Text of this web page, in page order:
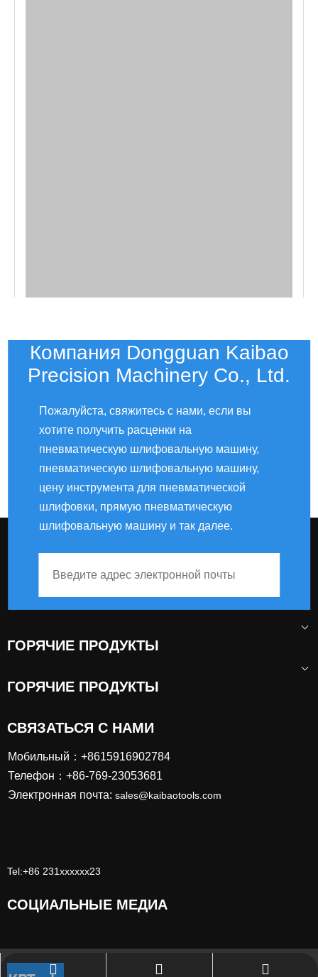
Компания Dongguan Kaibao
Precision Machinery Co., Ltd.
Пожалуйста, свяжитесь с нами, если вы
хотите получить расценки на
пневматическую шлифовальную машину,
пневматическую шлифовальную машину,
цену инструмента для пневматической
шлифовки, прямую пневматическую
шлифовальную машину и так далее.
ГОРЯЧИЕ ПРОДУКТЫ
ГОРЯЧИЕ ПРОДУКТЫ
СВЯЗАТЬСЯ С НАМИ
Мобильный：+8615916902784
Телефон：+86-769-23053681
Электронная почта: sales@kaibaotools.com
Tel:+86 231xxxxxx23
СОЦИАЛЬНЫЕ МЕДИА